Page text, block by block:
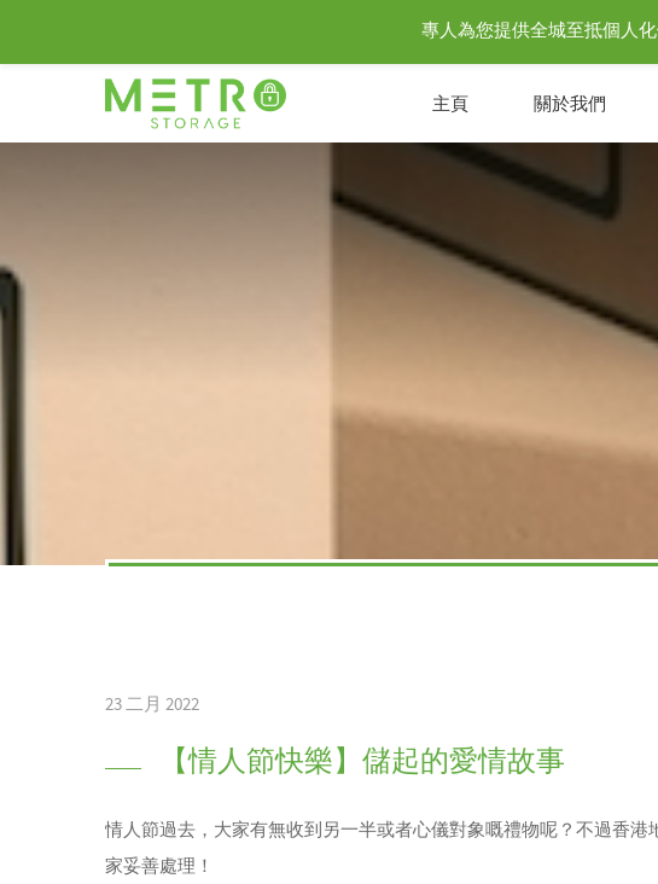
主頁 關於我們
23 二月 2022
【情人節快樂】儲起的愛情故事
情人節過去，大家有無收到另一半或者心儀對象嘅禮物呢？不過香
家妥善處理！
專人為您提供全城至抵個人化